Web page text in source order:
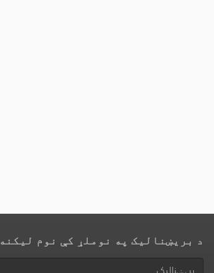
د بریښنالیک په نوملړ کې نوم لیکنه